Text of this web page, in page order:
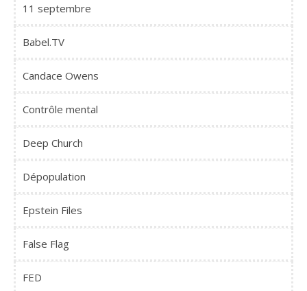
11 septembre
Babel.TV
Candace Owens
Contrôle mental
Deep Church
Dépopulation
Epstein Files
False Flag
FED